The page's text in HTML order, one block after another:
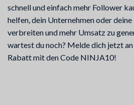
schnell und einfach mehr Follower
helfen, dein Unternehmen oder
verbreiten und mehr Umsatz zu
wartest du noch? Melde dich jetzt
Rabatt mit den Code NINJA10!